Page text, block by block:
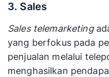
3. Sales
Sales telemarketing
yang berfokus pada
penjualan melalui
menghasilkan